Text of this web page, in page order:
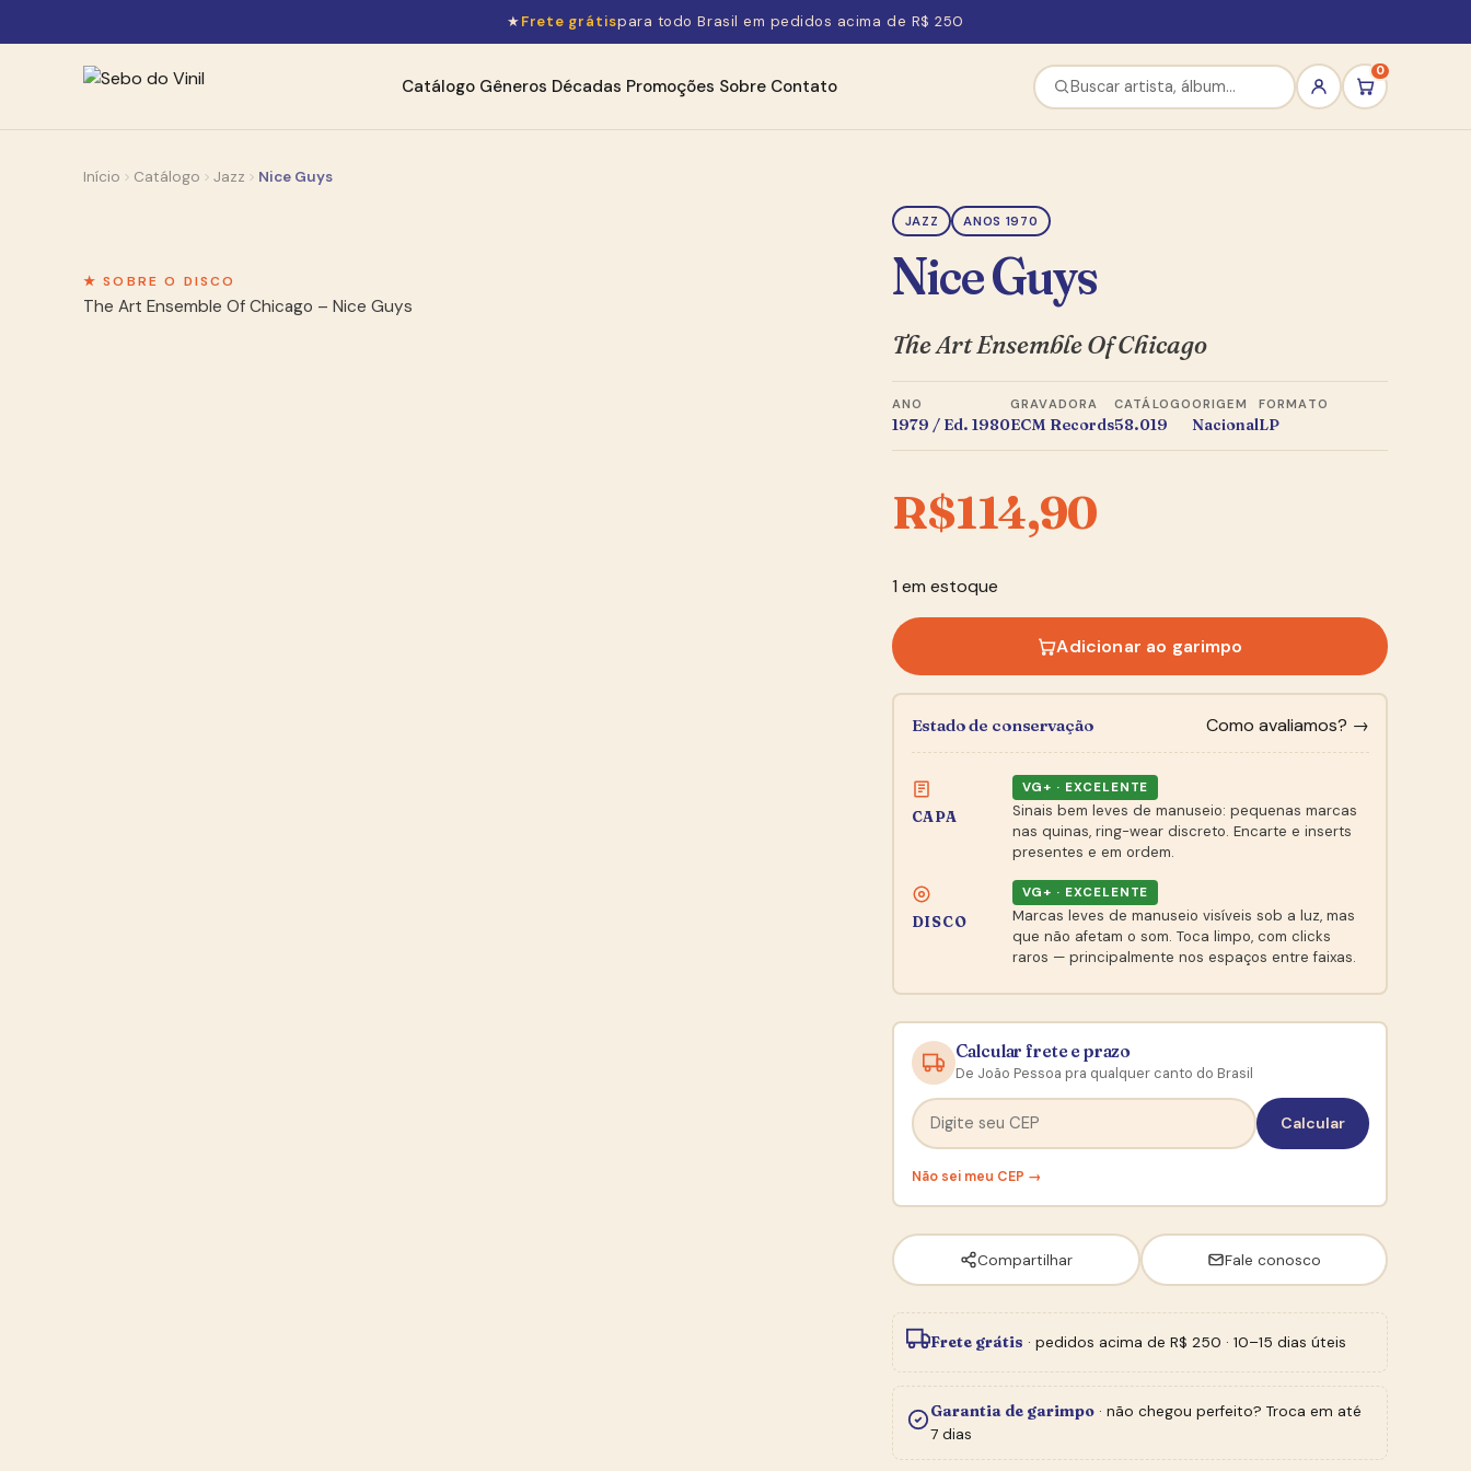
★Frete grátispara todo Brasil em pedidos acima de R$ 250
Catálogo Gêneros Décadas Promoções Sobre Contato
0
Início Catálogo Jazz Nice Guys
★ SOBRE O DISCO
The Art Ensemble Of Chicago – Nice Guys
JAZZ ANOS 1970
Nice Guys
The Art Ensemble Of Chicago
ANO
1979 / Ed. 1980
GRAVADORA
ECM Records
CATÁLOGO
58.019
ORIGEM
Nacional
FORMATO
LP
R$114,90
1 em estoque
Adicionar ao garimpo
Estado de conservação Como avaliamos? →
CAPA
VG+ · EXCELENTE
Sinais bem leves de manuseio: pequenas marcas
nas quinas, ring-wear discreto. Encarte e inserts
presentes e em ordem.
DISCO
VG+ · EXCELENTE
Marcas leves de manuseio visíveis sob a luz, mas
que não afetam o som. Toca limpo, com clicks
raros — principalmente nos espaços entre faixas.
Calcular frete e prazo
De João Pessoa pra qualquer canto do Brasil
Calcular
Não sei meu CEP →
Compartilhar Fale conosco
Frete grátis · pedidos acima de R$ 250 · 10–15 dias úteis
Garantia de garimpo · não chegou perfeito? Troca em até
7 dias